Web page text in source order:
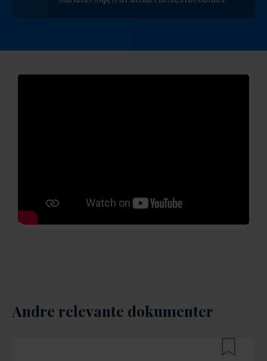
Andre relevante dokumenter